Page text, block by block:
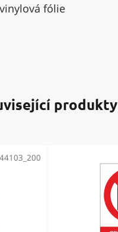
fólie
produkty